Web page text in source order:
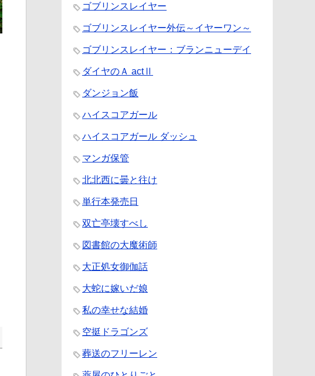
ゴブリンスレイヤー
ゴブリンスレイヤー外伝～イヤーワン～
ゴブリンスレイヤー：ブランニューデイ
ダイヤのＡ actⅡ
ダンジョン飯
ハイスコアガール
ハイスコアガール ダッシュ
マンガ保管
北北西に曇と往け
単行本発売日
双亡亭壊すべし
図書館の大魔術師
大正処女御伽話
大蛇に嫁いだ娘
私の幸せな結婚
空挺ドラゴンズ
葬送のフリーレン